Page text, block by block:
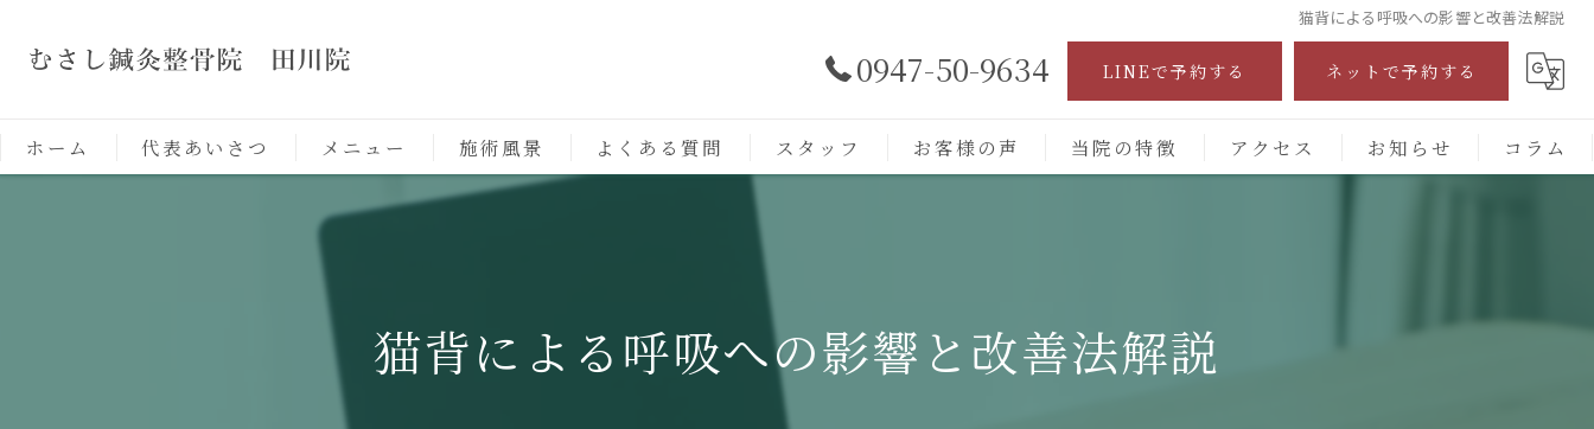
猫背による呼吸への影響と改善法解説
0947-50-9634 LINEで予約する ネットで予約する
ホーム 代表あいさつ メニュー 施術風景 よくある質問 スタッフ お客様の声 当院の特徴
保険施術
アクセス お知らせ コラム
猫背による呼吸への影響と改善法解説